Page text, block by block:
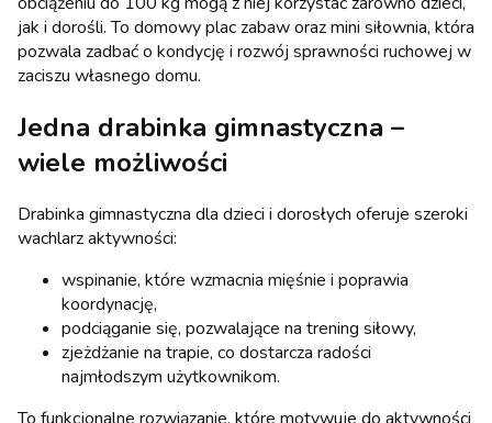
jak i dorośli. To domowy plac zabaw oraz mini siłownia, która
pozwala zadbać o kondycję i rozwój sprawności ruchowej w
zaciszu własnego domu.
Jedna drabinka gimnastyczna –
wiele możliwości
Drabinka gimnastyczna dla dzieci i dorosłych oferuje szeroki
wachlarz aktywności:
wspinanie, które wzmacnia mięśnie i poprawia
koordynację,
podciąganie się, pozwalające na trening siłowy,
zjeżdżanie na trapie, co dostarcza radości
najmłodszym użytkownikom.